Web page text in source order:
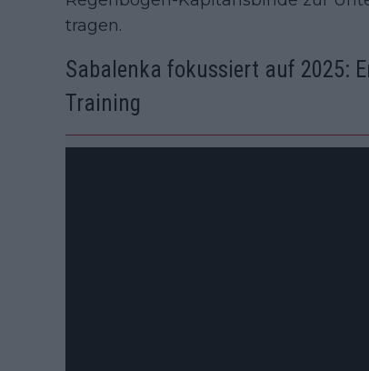
tragen.
Sabalenka fokussiert auf 2025:
Training